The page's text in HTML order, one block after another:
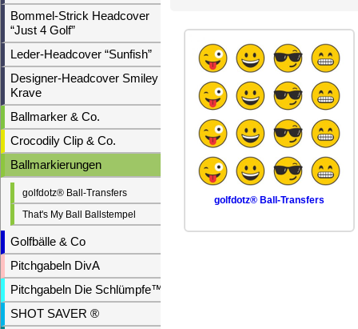
Bommel-Strick Headcover
“Just 4 Golf”
Leder-Headcover “Sunfish”
Designer-Headcover Smiley &
Krave
Ballmarker & Co.
Crocodily Clip & Co.
Ballmarkierungen
golfdotz® Ball-Transfers
That's My Ball Ballstempel
Golfbälle & Co
Pitchgabeln DivA
Pitchgabeln Die Schlümpfe™
SHOT SAVER ®
golfdotz® Ball-Transfers